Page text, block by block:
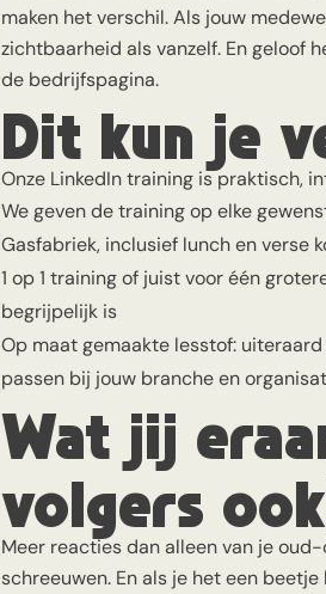
maken het verschil. Als jouw
zichtbaarheid als vanzelf. En geloof
de bedrijfspagina.
Dit kun je
Onze LinkedIn training is praktisch,
We geven de training op elke
Gasfabriek, inclusief lunch en verse
1 op 1 training of juist voor één
begrijpelijk is
Op maat gemaakte lesstof:
passen bij jouw branche en
Wat jij
volgers
Meer reacties dan alleen van je
schreeuwen. En als je het een